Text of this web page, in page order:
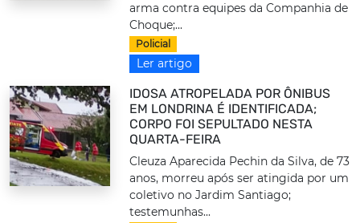
arma contra equipes da Companhia de
Choque;...
Policial
Ler artigo
IDOSA ATROPELADA POR ÔNIBUS
EM LONDRINA É IDENTIFICADA;
CORPO FOI SEPULTADO NESTA
QUARTA-FEIRA
Cleuza Aparecida Pechin da Silva, de 73
anos, morreu após ser atingida por um
coletivo no Jardim Santiago;
testemunhas...